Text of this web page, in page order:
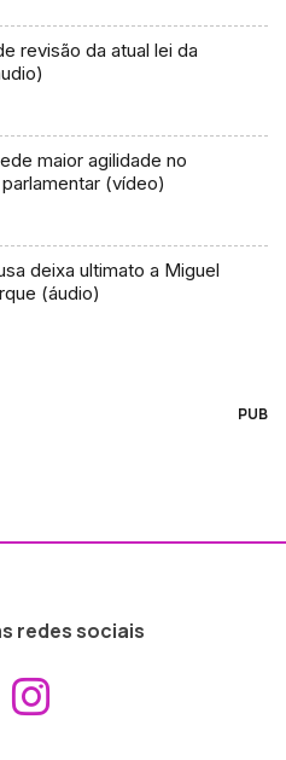
revisão da atual lei da
maior agilidade no
(vídeo)
deixa ultimato a Miguel
(áudio)
PUB
redes sociais
Aceder ao